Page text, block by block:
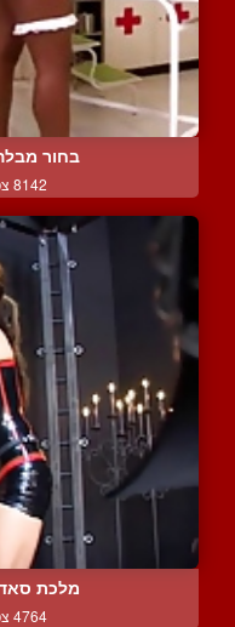
בחור
8142 צפיות
מלכת
4764 צפיות